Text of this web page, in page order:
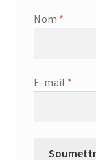
Nom *
E-mail *